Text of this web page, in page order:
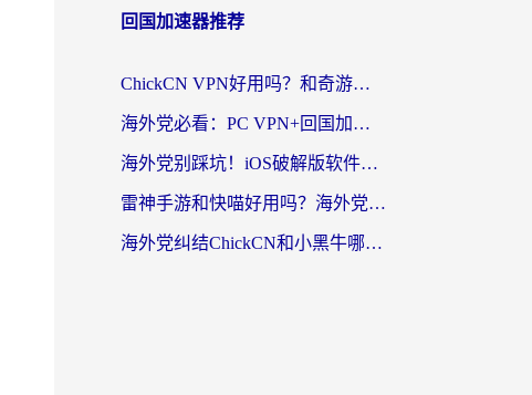
回国加速器推荐
ChickCN VPN好用吗？和奇游手游VPN对比哪个回国效果更好？海外党亲测实用指南
海外党必看：PC VPN+回国加速器怎么选？无缝访问国内资源全攻略
海外党别踩坑！iOS破解版软件不可靠？教你选对回国加速器无缝看国内资源
雷神手游和快喵好用吗？海外党亲测5款回国加速器，附斧牛Bling对比+微信视频号解决办法
海外党纠结ChickCN和小黑牛哪个好？一篇帮你选对回国加速器的实用指南